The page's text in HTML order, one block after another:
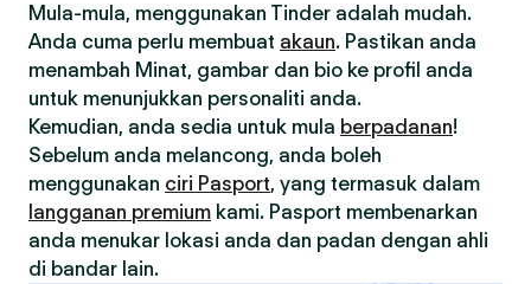
Mula-mula, menggunakan Tinder adalah mudah.
Anda cuma perlu membuat akaun. Pastikan anda
menambah Minat, gambar dan bio ke profil anda
untuk menunjukkan personaliti anda.
Kemudian, anda sedia untuk mula berpadanan!
Sebelum anda melancong, anda boleh
menggunakan ciri Pasport, yang termasuk dalam
langganan premium kami. Pasport membenarkan
anda menukar lokasi anda dan padan dengan ahli
di bandar lain.